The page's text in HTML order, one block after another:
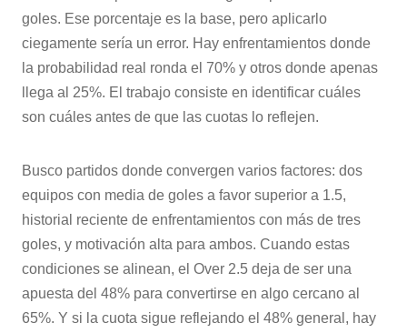
goles. Ese porcentaje es la base, pero aplicarlo
ciegamente sería un error. Hay enfrentamientos donde
la probabilidad real ronda el 70% y otros donde apenas
llega al 25%. El trabajo consiste en identificar cuáles
son cuáles antes de que las cuotas lo reflejen.
Busco partidos donde convergen varios factores: dos
equipos con media de goles a favor superior a 1.5,
historial reciente de enfrentamientos con más de tres
goles, y motivación alta para ambos. Cuando estas
condiciones se alinean, el Over 2.5 deja de ser una
apuesta del 48% para convertirse en algo cercano al
65%. Y si la cuota sigue reflejando el 48% general, hay